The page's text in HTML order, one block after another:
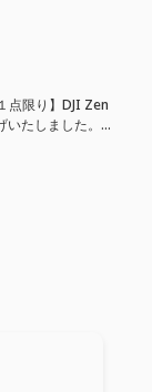
点限り】DJI Zen
たしました。｜